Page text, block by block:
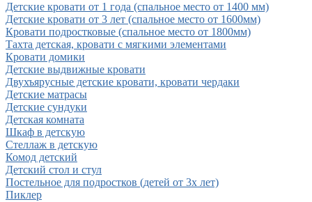
Детские кровати от 1 года (спальное место от 1400 мм)
Детские кровати от 3 лет (спальное место от 1600мм)
Кровати подростковые (спальное место от 1800мм)
Тахта детская, кровати с мягкими элементами
Кровати домики
Детские выдвижные кровати
Двухъярусные детские кровати, кровати чердаки
Детские матрасы
Детские сундуки
Детская комната
Шкаф в детскую
Стеллаж в детскую
Комод детский
Детский стол и стул
Постельное для подростков (детей от 3х лет)
Пиклер